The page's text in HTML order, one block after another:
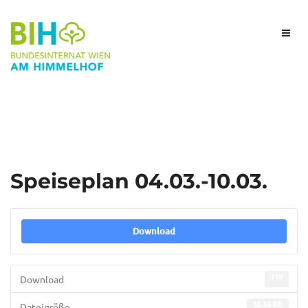
Speiseplan 04.03.-10.03.
Download
Download